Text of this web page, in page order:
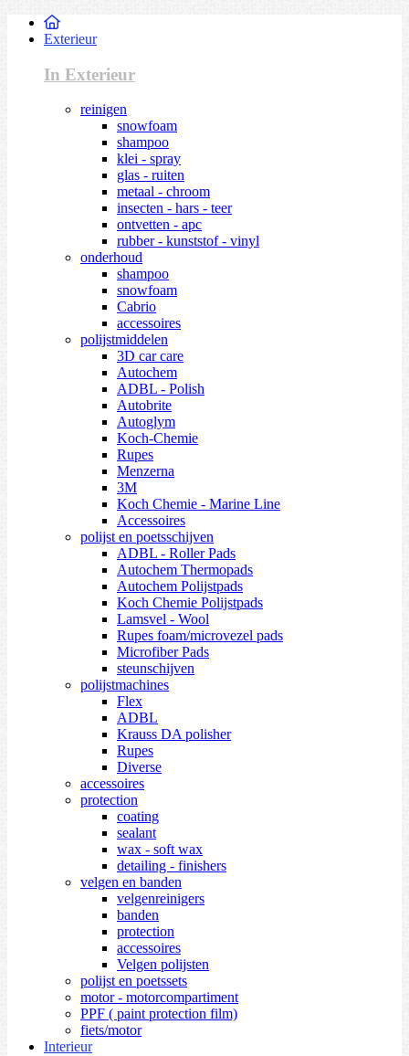
Exterieur
In Exterieur
reinigen
snowfoam
shampoo
klei - spray
glas - ruiten
metaal - chroom
insecten - hars - teer
ontvetten - apc
rubber - kunststof - vinyl
onderhoud
shampoo
snowfoam
Cabrio
accessoires
polijstmiddelen
3D car care
Autochem
ADBL - Polish
Autobrite
Autoglym
Koch-Chemie
Rupes
Menzerna
3M
Koch Chemie - Marine Line
Accessoires
polijst en poetsschijven
ADBL - Roller Pads
Autochem Thermopads
Autochem Polijstpads
Koch Chemie Polijstpads
Lamsvel - Wool
Rupes foam/microvezel pads
Microfiber Pads
steunschijven
polijstmachines
Flex
ADBL
Krauss DA polisher
Rupes
Diverse
accessoires
protection
coating
sealant
wax - soft wax
detailing - finishers
velgen en banden
velgenreinigers
banden
protection
accessoires
Velgen polijsten
polijst en poetssets
motor - motorcompartiment
PPF ( paint protection film)
fiets/motor
Interieur